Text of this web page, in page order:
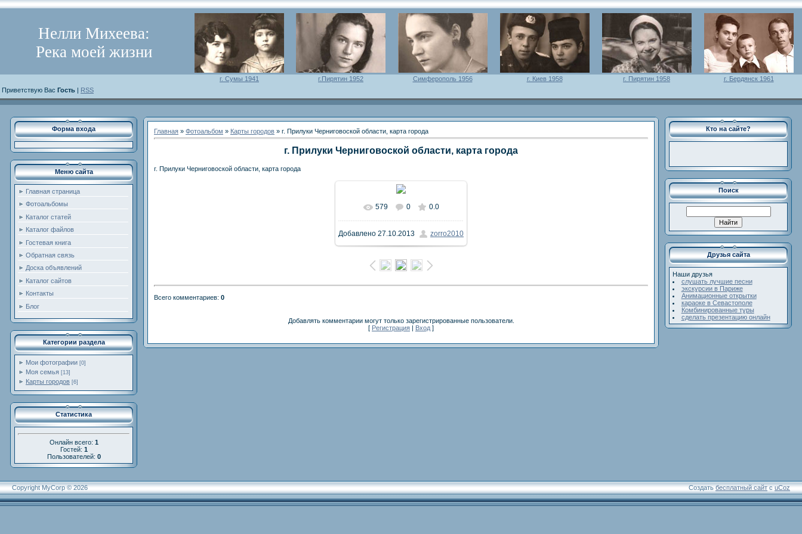
Нелли Михеева:
Река моей жизни
г. Сумы 1941 г.Пирятин 1952 Симферополь 1956 г. Киев 1958 г. Пирятин 1958
г. Бердянск 1961
Приветствую Вас Гость | RSS
Форма входа
Меню сайта
Главная страница
Фотоальбомы
Каталог статей
Каталог файлов
Гостевая книга
Обратная связь
Доска объявлений
Каталог сайтов
Контакты
Блог
Категории раздела
Мои фотографии [0]
Моя семья [13]
Карты городов [6]
Статистика
Онлайн всего: 1
Гостей: 1
Пользователей: 0
Главная » Фотоальбом » Карты городов » г. Прилуки Черниговоской области, карта города
г. Прилуки Черниговоской области, карта города
г. Прилуки Черниговоской области, карта города
В реальном размере 966x566
/ 187.7Kb
579 0 0.0
Добавлено 27.10.2013 zorro2010
Всего комментариев: 0
Добавлять комментарии могут только зарегистрированные пользователи.
[ Регистрация | Вход ]
Кто на сайте?
Поиск
Друзья сайта
Наши друзья
слушать лучшие песни
экскурсии в Париже
Анимационные открытки
караоке в Севастополе
Комбинированные туры
сделать презентацию онлайн
Copyright MyCorp © 2026 Создатьбесплатный сайтсuCoz